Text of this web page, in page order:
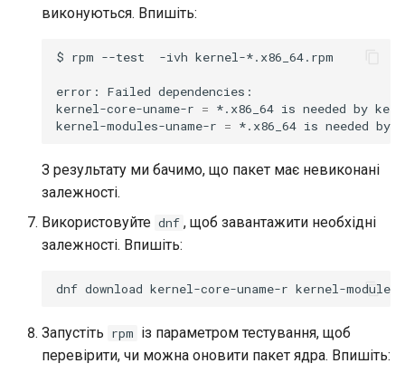
виконуються. Впишіть:
$ rpm --test -ivh kernel-*.x86_64.rpm
error: Failed dependencies:
kernel-core-uname-r = *.x86_64 is needed by
kernel-modules-uname-r = *.x86_64 is needed by
З результату ми бачимо, що пакет має невиконані
залежності.
Використовуйте dnf , щоб завантажити необхідні
залежності. Впишіть:
dnf download kernel-core-uname-r
Запустіть rpm із параметром тестування, щоб
перевірити, чи можна оновити пакет ядра. Впишіть: